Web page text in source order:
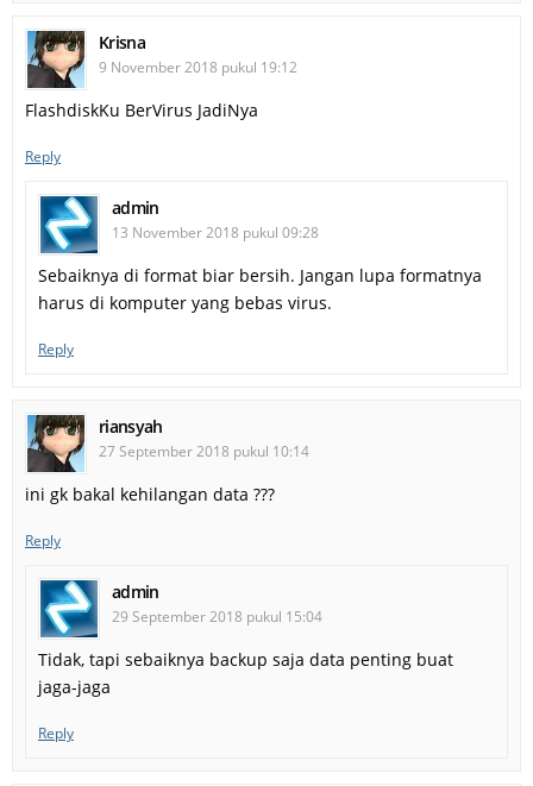
Krisna
9 November 2018 pukul 19:12
FlashdiskKu BerVirus JadiNya
Reply
admin
13 November 2018 pukul 09:28
Sebaiknya di format biar bersih. Jangan lupa formatnya
harus di komputer yang bebas virus.
Reply
riansyah
27 September 2018 pukul 10:14
ini gk bakal kehilangan data ???
Reply
admin
29 September 2018 pukul 15:04
Tidak, tapi sebaiknya backup saja data penting buat
jaga-jaga
Reply